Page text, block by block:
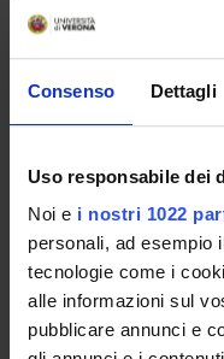
Consenso Dettagli
Uso responsabile dei
Noi e i nostri 1022
personali, ad esempio
tecnologie come i
alle informazioni sul
pubblicare annunci e
Stefania Pontrandolfo
RECORDS AND